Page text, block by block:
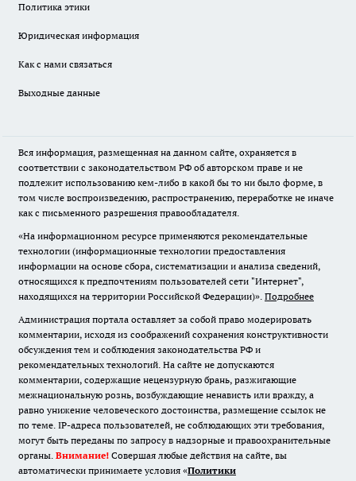
Политика этики
Юридическая информация
Как с нами связаться
Выходные данные
Вся информация, размещенная на данном сайте, охраняется в
соответствии с законодательством РФ об авторском праве и не
подлежит использованию кем-либо в какой бы то ни было форме, в
том числе воспроизведению, распространению, переработке не иначе
как с письменного разрешения правообладателя.
«На информационном ресурсе применяются рекомендательные
технологии (информационные технологии предоставления
информации на основе сбора, систематизации и анализа сведений,
относящихся к предпочтениям пользователей сети "Интернет",
находящихся на территории Российской Федерации)». Подробнее
Администрация портала оставляет за собой право модерировать
комментарии, исходя из соображений сохранения конструктивности
обсуждения тем и соблюдения законодательства РФ и
рекомендательных технологий. На сайте не допускаются
комментарии, содержащие нецензурную брань, разжигающие
межнациональную рознь, возбуждающие ненависть или вражду, а
равно унижение человеческого достоинства, размещение ссылок не
по теме. IP-адреса пользователей, не соблюдающих эти требования,
могут быть переданы по запросу в надзорные и правоохранительные
органы. Внимание! Совершая любые действия на сайте, вы
автоматически принимаете условия «Политики